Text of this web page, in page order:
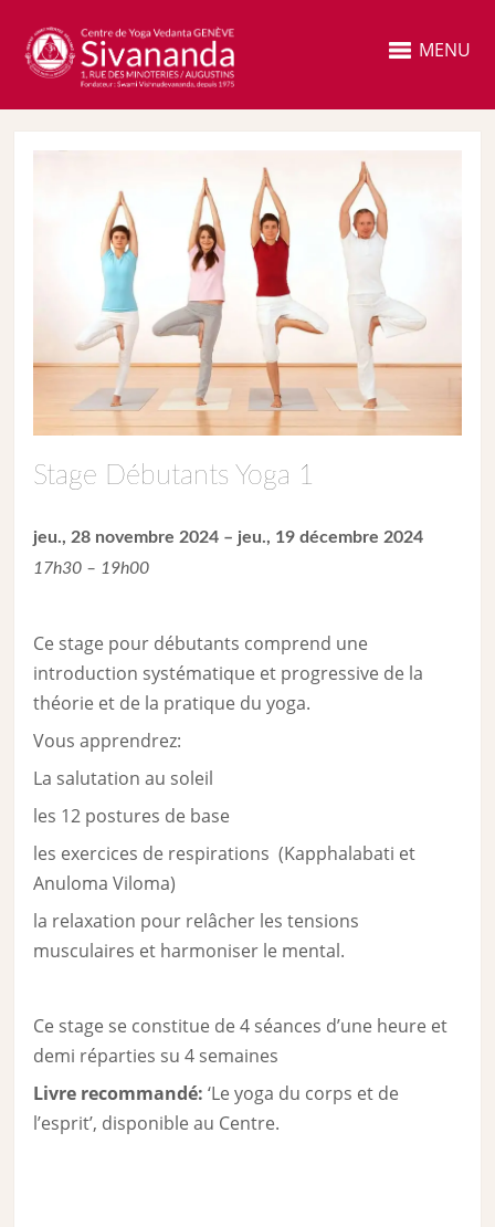
MENU
Stage Débutants Yoga 1
jeu., 28 novembre 2024 – jeu., 19 décembre 2024
17h30 – 19h00
Ce stage pour débutants comprend une
introduction systématique et progressive de la
théorie et de la pratique du yoga.
Vous apprendrez:
La salutation au soleil
les 12 postures de base
les exercices de respirations (Kapphalabati et
Anuloma Viloma)
la relaxation pour relâcher les tensions
musculaires et harmoniser le mental.
Ce stage se constitue de 4 séances d’une heure et
demi réparties su 4 semaines
Livre recommandé:‘Le yoga du corps et de
l’esprit’, disponible au Centre.